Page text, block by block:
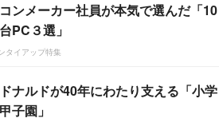
ンメーカー社員が本気で選んだ「10
PC３選」
タイアップ特集
ナルドが40年にわたり支える「小学
子園」